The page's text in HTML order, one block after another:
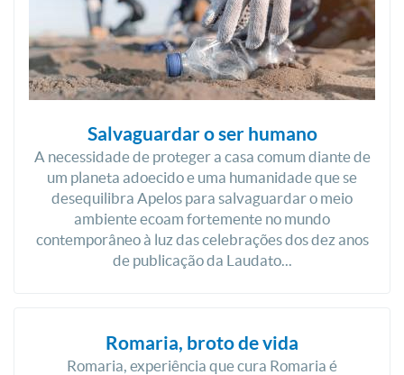
Salvaguardar o ser humano
A necessidade de proteger a casa comum diante de
um planeta adoecido e uma humanidade que se
desequilibra Apelos para salvaguardar o meio
ambiente ecoam fortemente no mundo
contemporâneo à luz das celebrações dos dez anos
de publicação da Laudato...
Romaria, broto de vida
Romaria, experiência que cura Romaria é